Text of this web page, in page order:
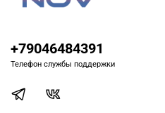
+79046484391
Телефон службы поддержки